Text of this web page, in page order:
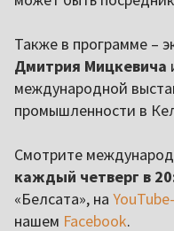
Также в программе –
Дмитрия Мицкевича
международной
промышленности в
Смотрите
каждый четверг в
«Белсата», на
нашем Facebook.